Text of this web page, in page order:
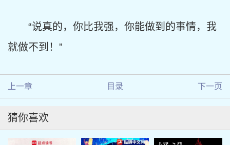
“说真的，你比我强，你能做到的事情，我
就做不到！”
上一章 目录 下一页
猜你喜欢